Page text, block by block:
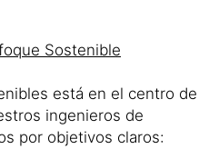
Sostenible
está en el centro de
ingenieros de
por objetivos claros: